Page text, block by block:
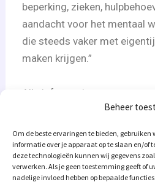
Beheer
Om de beste ervaringen te bieden,
informatie over je apparaat op te slaan en/of
deze technologieën kunnen wij gegevens
verwerken. Als je geen toestemming geeft of
nadelige invloed hebben op bepaalde
beperking, zieken,
aandacht voor het mentaal
die steeds vaker met
maken krijgen.”
Alle informatie over ons
https://lokaalalternatief.be